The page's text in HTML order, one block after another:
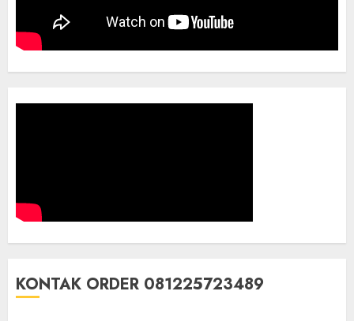
KONTAK ORDER 081225723489